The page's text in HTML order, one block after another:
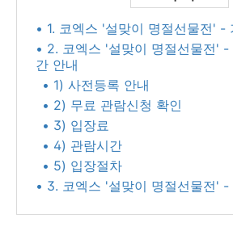
• 1. 코엑스 '설맞이 명절선물전' -
• 2. 코엑스 '설맞이 명절선물전' -
간 안내
• 1) 사전등록 안내
• 2) 무료 관람신청 확인
• 3) 입장료
• 4) 관람시간
• 5) 입장절차
• 3. 코엑스 '설맞이 명절선물전' -